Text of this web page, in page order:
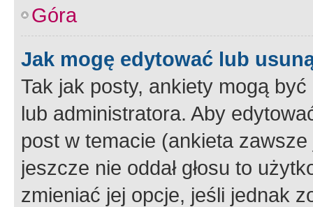
Góra
Jak mogę edytować lub
Tak jak posty, ankiety mogą
lub administratora. Aby
post w temacie (ankieta
jeszcze nie oddał głosu to
zmieniać jej opcje, jeśli jednak